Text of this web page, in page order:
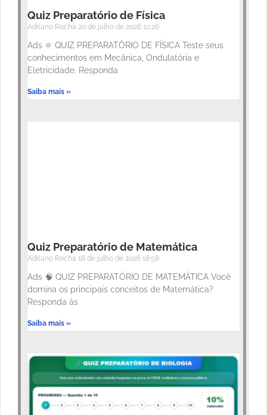
Quiz Preparatório de Física
Adriano Rocha 20 de julho de 2026 10:26
Ads ⚛️ QUIZ PREPARATÓRIO DE FÍSICA Teste seus
conhecimentos em Mecânica, Ondulatória e
Eletricidade. Responda
Saiba mais »
Quiz Preparatório de Matemática
Adriano Rocha 18 de julho de 2026 18:58
Ads 🧠 QUIZ PREPARATÓRIO DE MATEMÁTICA Você
domina os principais conceitos de Matemática?
Responda às
Saiba mais »